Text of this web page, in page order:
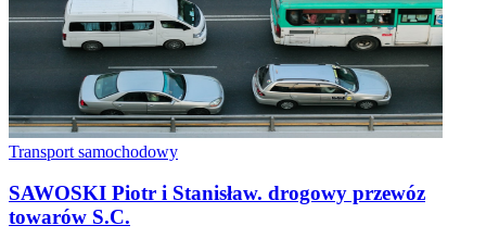
Transport samochodowy
SAWOSKI Piotr i Stanisław. drogowy przewóz
towarów S.C.